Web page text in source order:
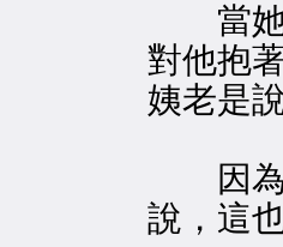
當她
對他抱
姨老是
因為
說，這